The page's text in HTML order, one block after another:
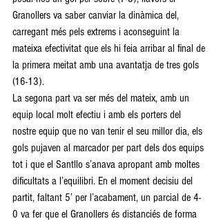
Granollers va saber canviar la dinàmica del,
carregant més pels extrems i aconseguint la
mateixa efectivitat que els hi feia arribar al final de
la primera meitat amb una avantatja de tres gols
(16-13).
La segona part va ser més del mateix, amb un
equip local molt efectiu i amb els porters del
nostre equip que no van tenir el seu millor dia, els
gols pujaven al marcador per part dels dos equips
tot i que el Santllo s’anava apropant amb moltes
dificultats a l’equilibri. En el moment decisiu del
partit, faltant 5’ per l’acabament, un parcial de 4-
0 va fer que el Granollers és distanciés de forma